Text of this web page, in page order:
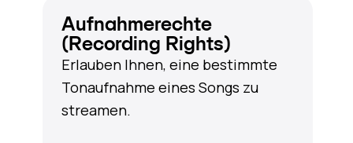
Aufnahmerechte
(Recording Rights)
Erlauben Ihnen, eine bestimmte
Tonaufnahme eines Songs zu
streamen.